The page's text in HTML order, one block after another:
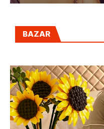
BAZAR